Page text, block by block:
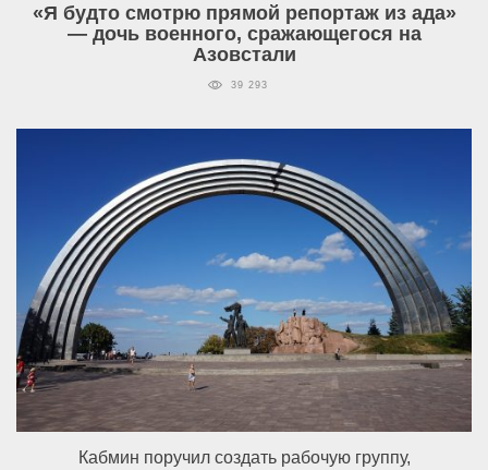
«Я будто смотрю прямой репортаж из ада»
— дочь военного, сражающегося на
Азовстали
39 293
Кабмин поручил создать рабочую группу,